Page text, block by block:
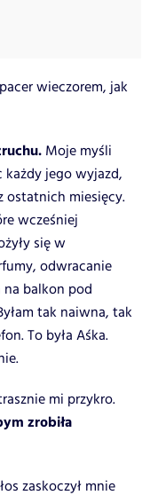
wieczorem, jak
Moje myśli
każdy jego wyjazd,
ostatnich miesięcy.
wcześniej
się w
odwracanie
na balkon pod
tak naiwna, tak
To była Aśka.
mi przykro.
zrobiła
zaskoczył mnie